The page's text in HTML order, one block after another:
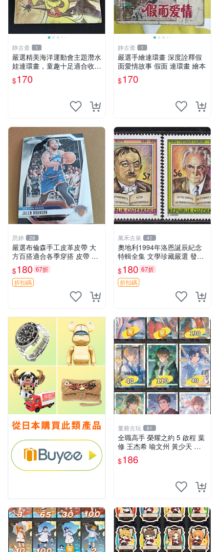
静古斋 1
嚴選精美海洋運動會主題潛水
娃連環畫，童趣十足適合收藏
海洋運動會 潛水娃 連環畫
$170
静古斋 1
嚴選手繪連環畫 深度詮釋假
面愛情故事 假面 連環畫 繪本
$170
思婷 28
嚴選布倫森手工皮革皮帶 大
方百搭適合各季穿搭 皮帶 皮
帶 腳踝帶
$180 67折
折扣碼
萬禾古泉 41
奧地利1994年洛恩誕辰紀念
特輯全集 文學珍藏嚴選 發行
人首發 典藏版 百年記憶 文學
愛好者必備
$180 67折
折扣碼
董爺古玩 61
全職高手 榮耀之約 5 啟程 葉
修 王杰希 喻文州 黃少天 周
澤楷 張佳樂 韓文清 蘇沐橙
四大主角聯誼限量圖書 榮耀
$186